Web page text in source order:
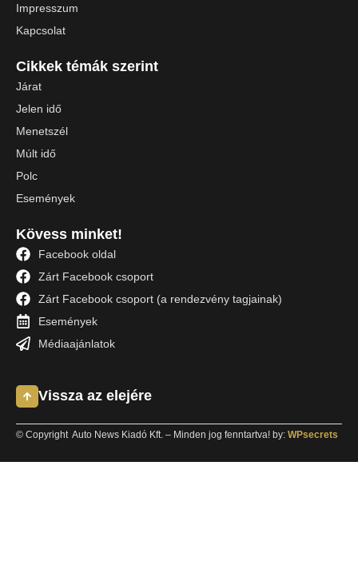
Impresszum
Kapcsolat
Cikkek témák szerint
Járat
Jelen idő
Menetszél
Múlt idő
Polc
Események
Kövess minket!
Facebook oldal
Zárt Facebook csoport
Zárt Facebook csoport (a rendezvény tagjainak)
Események
Médiaajánlatok
Vissza az elejére
© Copyright Auto News Kiadó Kft. – Minden jog fenntartva! by: WPsecrets